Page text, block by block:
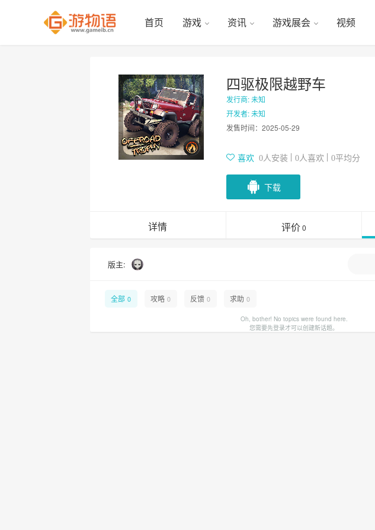
首页 游戏 资讯 游戏展会 视频
四驱极限越野车
发行商: 未知
开发者: 未知
发售时间： 2025-05-29
喜欢 0人安装 0人喜欢 0平均分
下载
详情 评价0
版主:
全部 0 攻略 0 反馈 0 求助 0
Oh, bother! No topics were found here.
您需要先登录才可以创建新话题。